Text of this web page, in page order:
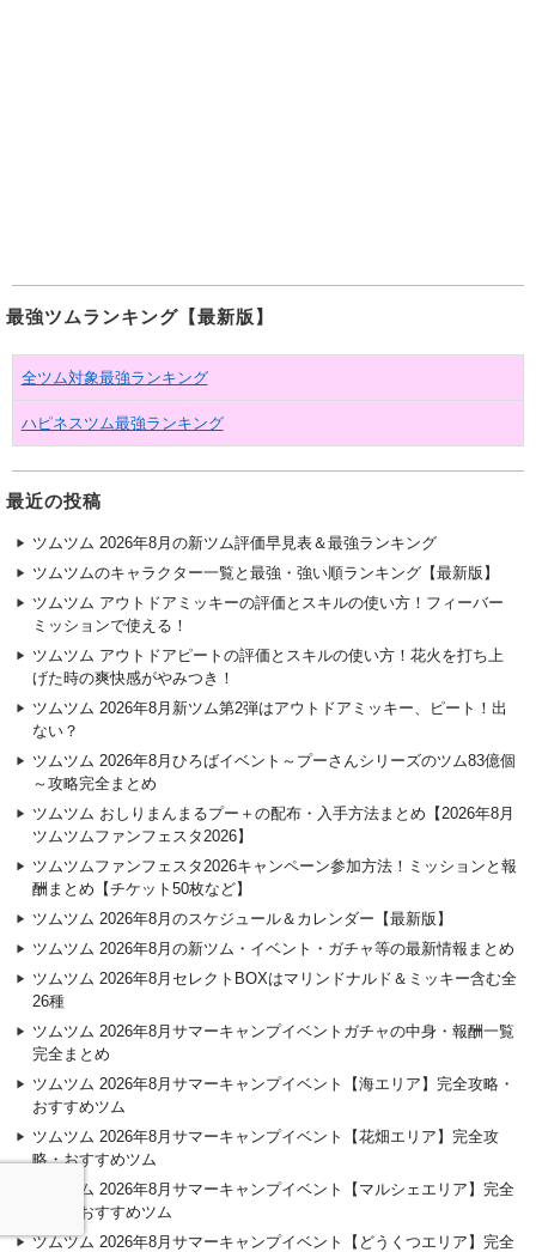
最強ツムランキング【最新版】
全ツム対象最強ランキング
ハピネスツム最強ランキング
最近の投稿
ツムツム 2026年8月の新ツム評価早見表＆最強ランキング
ツムツムのキャラクター一覧と最強・強い順ランキング【最新版】
ツムツム アウトドアミッキーの評価とスキルの使い方！フィーバー
ミッションで使える！
ツムツム アウトドアピートの評価とスキルの使い方！花火を打ち上
げた時の爽快感がやみつき！
ツムツム 2026年8月新ツム第2弾はアウトドアミッキー、ピート！出
ない？
ツムツム 2026年8月ひろばイベント～プーさんシリーズのツム83億個
～攻略完全まとめ
ツムツム おしりまんまるプー＋の配布・入手方法まとめ【2026年8月
ツムツムファンフェスタ2026】
ツムツムファンフェスタ2026キャンペーン参加方法！ミッションと報
酬まとめ【チケット50枚など】
ツムツム 2026年8月のスケジュール＆カレンダー【最新版】
ツムツム 2026年8月の新ツム・イベント・ガチャ等の最新情報まとめ
ツムツム 2026年8月セレクトBOXはマリンドナルド＆ミッキー含む全
26種
ツムツム 2026年8月サマーキャンプイベントガチャの中身・報酬一覧
完全まとめ
ツムツム 2026年8月サマーキャンプイベント【海エリア】完全攻略・
おすすめツム
ツムツム 2026年8月サマーキャンプイベント【花畑エリア】完全攻
略・おすすめツム
ツムツム 2026年8月サマーキャンプイベント【マルシェエリア】完全
攻略・おすすめツム
ツムツム 2026年8月サマーキャンプイベント【どうくつエリア】完全